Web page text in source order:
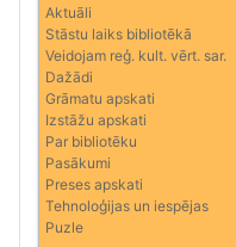
Aktuāli
Stāstu laiks bibliotēkā
Veidojam reģ. kult. vērt. sar.
Dažādi
Grāmatu apskati
Izstāžu apskati
Par bibliotēku
Pasākumi
Preses apskati
Tehnoloģijas un iespējas
Puzle